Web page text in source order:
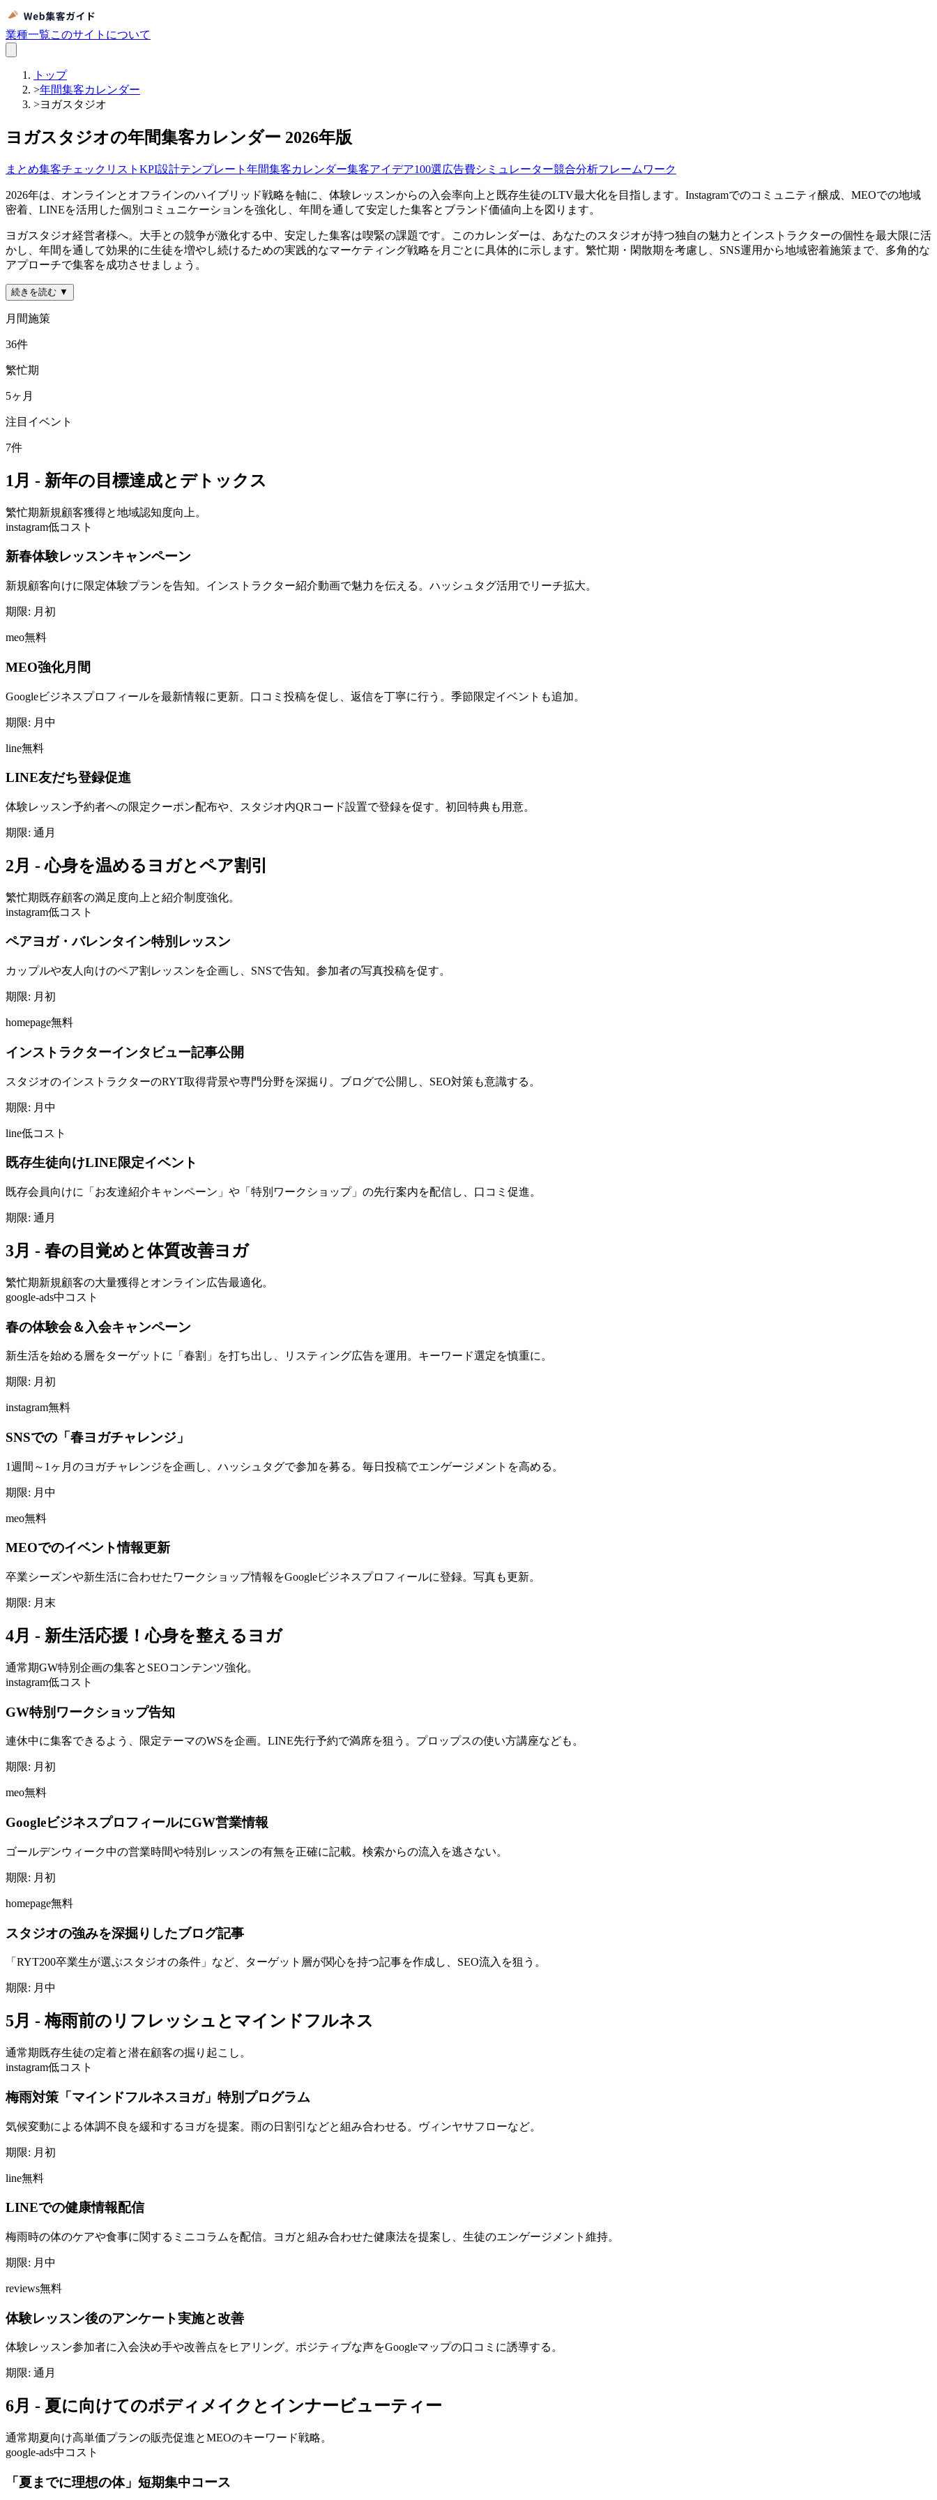
業種一覧このサイトについて
トップ
>年間集客カレンダー
>ヨガスタジオ
ヨガスタジオの年間集客カレンダー 2026年版
まとめ集客チェックリスト KPI設計テンプレート 年間集客カレンダー集客アイデア100選広告費シミュレーター競合分析フレームワーク
2026年は、オンラインとオフラインのハイブリッド戦略を軸に、体験レッスンからの入会率向上と既存生徒のLTV最大化を目指します。Instagramでのコミュニティ醸成、MEOでの地域
密着、LINEを活用した個別コミュニケーションを強化し、年間を通して安定した集客とブランド価値向上を図ります。
ヨガスタジオ経営者様へ。大手との競争が激化する中、安定した集客は喫緊の課題です。このカレンダーは、あなたのスタジオが持つ独自の魅力とインストラクターの個性を最大限に活
かし、年間を通して効果的に生徒を増やし続けるための実践的なマーケティング戦略を月ごとに具体的に示します。繁忙期・閑散期を考慮し、SNS運用から地域密着施策まで、多角的な
アプローチで集客を成功させましょう。
続きを読む ▼
月間施策
36件
繁忙期
5ヶ月
注目イベント
7件
1月 - 新年の目標達成とデトックス
繁忙期新規顧客獲得と地域認知度向上。
instagram低コスト
新春体験レッスンキャンペーン
新規顧客向けに限定体験プランを告知。インストラクター紹介動画で魅力を伝える。ハッシュタグ活用でリーチ拡大。
期限: 月初
meo無料
MEO強化月間
Googleビジネスプロフィールを最新情報に更新。口コミ投稿を促し、返信を丁寧に行う。季節限定イベントも追加。
期限: 月中
line無料
LINE友だち登録促進
体験レッスン予約者への限定クーポン配布や、スタジオ内QRコード設置で登録を促す。初回特典も用意。
期限: 通月
2月 - 心身を温めるヨガとペア割引
繁忙期 既存顧客の満足度向上と紹介制度強化。
instagram低コスト
ペアヨガ・バレンタイン特別レッスン
カップルや友人向けのペア割レッスンを企画し、SNSで告知。参加者の写真投稿を促す。
期限: 月初
homepage無料
インストラクターインタビュー記事公開
スタジオのインストラクターのRYT取得背景や専門分野を深掘り。ブログで公開し、SEO対策も意識する。
期限: 月中
line低コスト
既存生徒向けLINE限定イベント
既存会員向けに「お友達紹介キャンペーン」や「特別ワークショップ」の先行案内を配信し、口コミ促進。
期限: 通月
3月 - 春の目覚めと体質改善ヨガ
繁忙期新規顧客の大量獲得とオンライン広告最適化。
google-ads中コスト
春の体験会＆入会キャンペーン
新生活を始める層をターゲットに「春割」を打ち出し、リスティング広告を運用。キーワード選定を慎重に。
期限: 月初
instagram無料
SNSでの「春ヨガチャレンジ」
1週間～1ヶ月のヨガチャレンジを企画し、ハッシュタグで参加を募る。毎日投稿でエンゲージメントを高める。
期限: 月中
meo無料
MEOでのイベント情報更新
卒業シーズンや新生活に合わせたワークショップ情報をGoogleビジネスプロフィールに登録。写真も更新。
期限: 月末
4月 - 新生活応援！心身を整えるヨガ
通常期GW特別企画の集客とSEOコンテンツ強化。
instagram低コスト
GW特別ワークショップ告知
連休中に集客できるよう、限定テーマのWSを企画。LINE先行予約で満席を狙う。プロップスの使い方講座なども。
期限: 月初
meo無料
GoogleビジネスプロフィールにGW営業情報
ゴールデンウィーク中の営業時間や特別レッスンの有無を正確に記載。検索からの流入を逃さない。
期限: 月初
homepage無料
スタジオの強みを深掘りしたブログ記事
「RYT200卒業生が選ぶスタジオの条件」など、ターゲット層が関心を持つ記事を作成し、SEO流入を狙う。
期限: 月中
5月 - 梅雨前のリフレッシュとマインドフルネス
通常期 既存生徒の定着と潜在顧客の掘り起こし。
instagram低コスト
梅雨対策「マインドフルネスヨガ」特別プログラム
気候変動による体調不良を緩和するヨガを提案。雨の日割引などと組み合わせる。ヴィンヤサフローなど。
期限: 月初
line無料
LINEでの健康情報配信
梅雨時の体のケアや食事に関するミニコラムを配信。ヨガと組み合わせた健康法を提案し、生徒のエンゲージメント維持。
期限: 月中
reviews無料
体験レッスン後のアンケート実施と改善
体験レッスン参加者に入会決め手や改善点をヒアリング。ポジティブな声をGoogleマップの口コミに誘導する。
期限: 通月
6月 - 夏に向けてのボディメイクとインナービューティー
通常期夏向け高単価プランの販売促進とMEOのキーワード戦略。
google-ads中コスト
「夏までに理想の体」短期集中コース